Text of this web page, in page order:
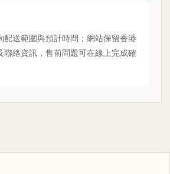
配送範圍與預計時間；網站保留香港
聯絡資訊，售前問題可在線上完成確